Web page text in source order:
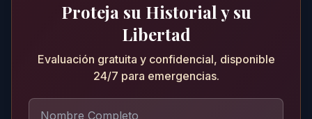
Proteja su Historial y su
Libertad
Evaluación gratuita y confidencial, disponible
24/7 para emergencias.